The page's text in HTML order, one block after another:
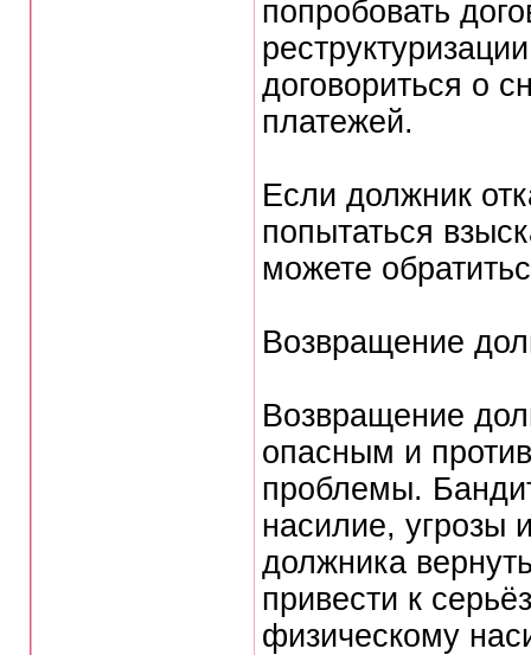
попробовать
договориться о
платежей.
Если должник
попытаться
можете
Возвращение
Возвращение
опасным и
проблемы.
насилие, угрозы
должника
привести к
физическому